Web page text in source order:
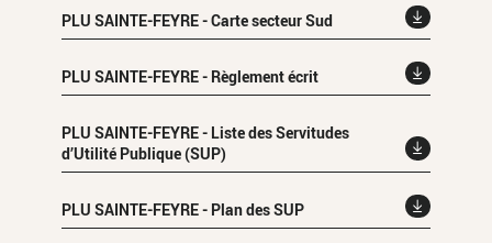
PLU SAINTE-FEYRE - Carte secteur Sud
PLU SAINTE-FEYRE - Règlement écrit
PLU SAINTE-FEYRE - Liste des Servitudes
d’Utilité Publique (SUP)
PLU SAINTE-FEYRE - Plan des SUP